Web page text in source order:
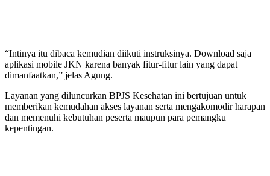
“Intinya itu dibaca kemudian diikuti instruksinya. Download saja
aplikasi mobile JKN karena banyak fitur-fitur lain yang dapat
dimanfaatkan,” jelas Agung.
Layanan yang diluncurkan BPJS Kesehatan ini bertujuan untuk
memberikan kemudahan akses layanan serta mengakomodir harapan
dan memenuhi kebutuhan peserta maupun para pemangku
kepentingan.